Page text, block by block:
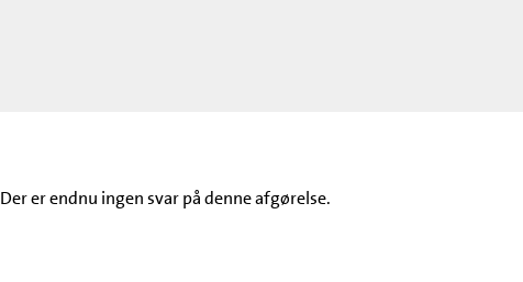
Der er endnu ingen svar på denne afgørelse.